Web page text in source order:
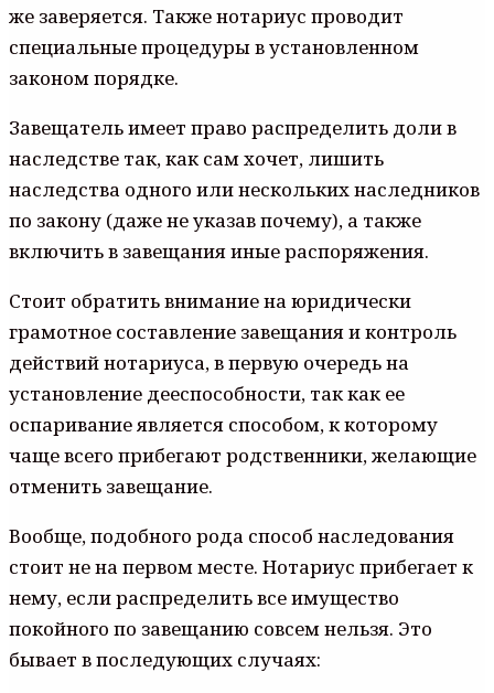
же заверяется. Также нотариус проводит
специальные процедуры в установленном
законом порядке.
Завещатель имеет право распределить доли в
наследстве так, как сам хочет, лишить
наследства одного или нескольких наследников
по закону (даже не указав почему), а также
включить в завещания иные распоряжения.
Стоит обратить внимание на юридически
грамотное составление завещания и контроль
действий нотариуса, в первую очередь на
установление дееспособности, так как ее
оспаривание является способом, к которому
чаще всего прибегают родственники, желающие
отменить завещание.
Вообще, подобного рода способ наследования
стоит не на первом месте. Нотариус прибегает к
нему, если распределить все имущество
покойного по завещанию совсем нельзя. Это
бывает в последующих случаях: